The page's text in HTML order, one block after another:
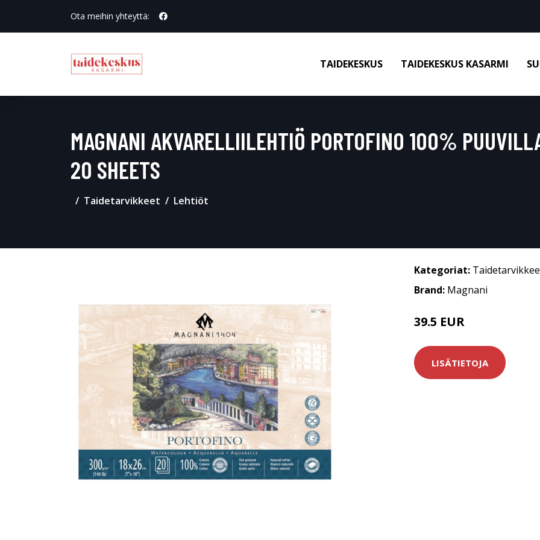
Ota meihin yhteyttä:
TAIDEKESKUS TAIDEKESKUS KASARMI
MAGNANI AKVARELLIILEHTIÖ PORTOFINO 100%
20 SHEETS
Taidetarvikkeet Lehtiöt
Kategoriat:
Brand: Magnani
39.5 EUR
LISÄTIETOJA